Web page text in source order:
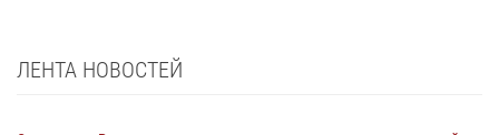
ЛЕНТА НОВОСТЕЙ